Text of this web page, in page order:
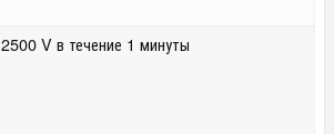
2500 V в течение 1 минуты